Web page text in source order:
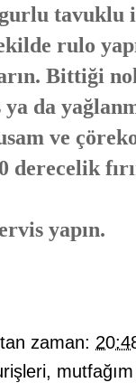
rulo
Bittiği
ya da
ve
derecelik
yapın.
zaman:
, mutfağım